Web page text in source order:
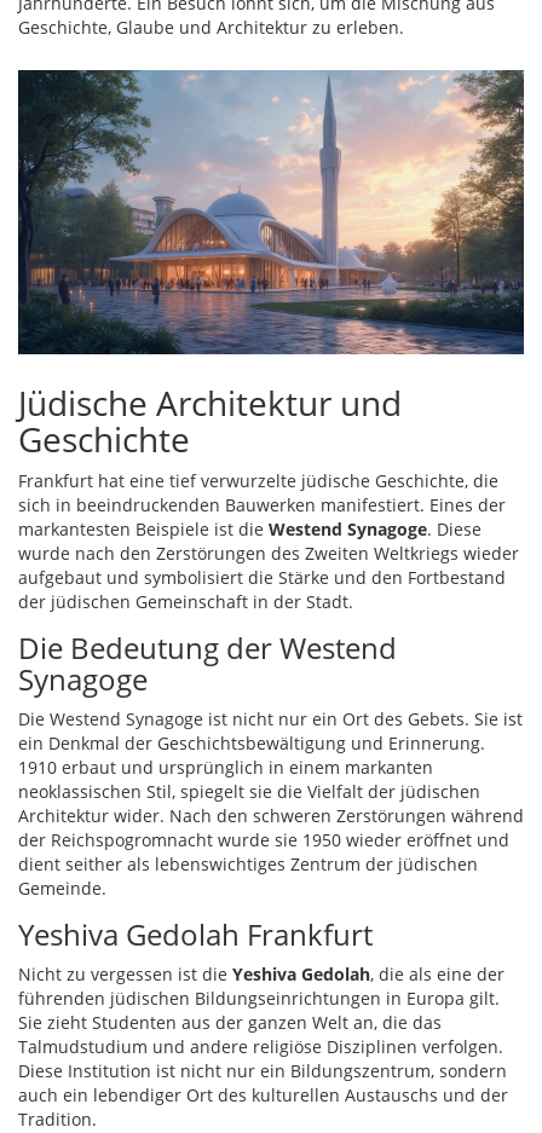
Geschichte, Glaube und Architektur zu erleben.
Jüdische Architektur und
Geschichte
Frankfurt hat eine tief verwurzelte jüdische Geschichte, die
sich in beeindruckenden Bauwerken manifestiert. Eines der
markantesten Beispiele ist die Westend Synagoge. Diese
wurde nach den Zerstörungen des Zweiten Weltkriegs wieder
aufgebaut und symbolisiert die Stärke und den Fortbestand
der jüdischen Gemeinschaft in der Stadt.
Die Bedeutung der Westend
Synagoge
Die Westend Synagoge ist nicht nur ein Ort des Gebets. Sie ist
ein Denkmal der Geschichtsbewältigung und Erinnerung.
1910 erbaut und ursprünglich in einem markanten
neoklassischen Stil, spiegelt sie die Vielfalt der jüdischen
Architektur wider. Nach den schweren Zerstörungen während
der Reichspogromnacht wurde sie 1950 wieder eröffnet und
dient seither als lebenswichtiges Zentrum der jüdischen
Gemeinde.
Yeshiva Gedolah Frankfurt
Nicht zu vergessen ist die Yeshiva Gedolah, die als eine der
führenden jüdischen Bildungseinrichtungen in Europa gilt.
Sie zieht Studenten aus der ganzen Welt an, die das
Talmudstudium und andere religiöse Disziplinen verfolgen.
Diese Institution ist nicht nur ein Bildungszentrum, sondern
auch ein lebendiger Ort des kulturellen Austauschs und der
Tradition.